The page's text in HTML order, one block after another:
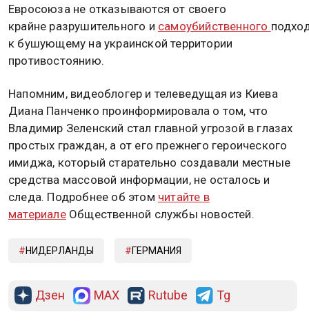
Евросоюза не отказываются от своего
крайне разрушительного и самоубийственного
к бушующему на украинской территории
противостоянию.
Напомним, видеоблогер и телеведущая из Киева
Диана Панченко проинформировала о том, что
Владимир Зеленский стал главной угрозой в глазах
простых граждан, а от его прежнего героического
имиджа, который старательно создавали местные
средства массовой информации, не осталось и
следа. Подробнее об этом читайте в
материалеОбщественной службы новостей.
НИДЕРЛАНДЫ ГЕРМАНИЯ
Дзен MAX Rutube Tg